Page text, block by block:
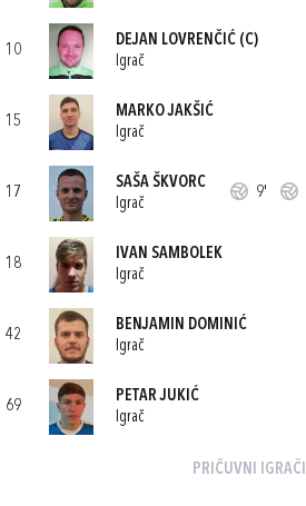
10
DEJAN LOVRENČIĆ (C)
Igrač
15
MARKO JAKŠIĆ
Igrač
17
SAŠA ŠKVORC
Igrač
9'
18
IVAN SAMBOLEK
Igrač
42
BENJAMIN DOMINIĆ
Igrač
69
PETAR JUKIĆ
Igrač
PRIČUVNI IGRAČI